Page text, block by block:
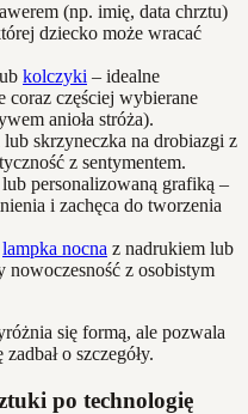
(np. imię, data chrztu)
dziecko może wracać
kolczyki – idealne
coraz częściej wybierane
anioła stróża).
skrzyneczka na drobiazgi z
z sentymentem.
personalizowaną grafiką –
i zachęca do tworzenia
lampka nocna z nadrukiem lub
nowoczesność z osobistym
się formą, ale pozwala
o szczegóły.
po technologię